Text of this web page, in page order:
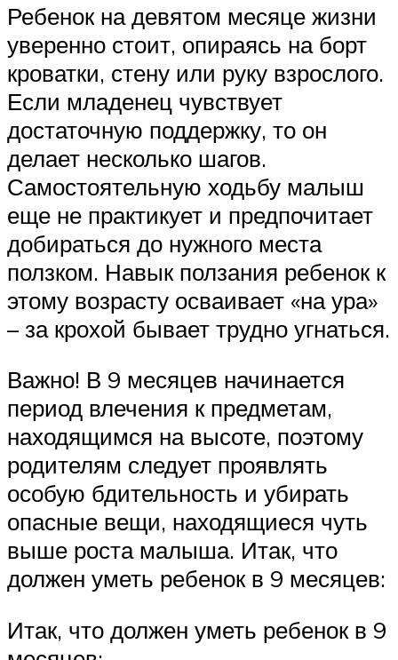
Ребенок на девятом месяце жизни
уверенно стоит, опираясь на борт
кроватки, стену или руку взрослого.
Если младенец чувствует
достаточную поддержку, то он
делает несколько шагов.
Самостоятельную ходьбу малыш
еще не практикует и предпочитает
добираться до нужного места
ползком. Навык ползания ребенок к
этому возрасту осваивает «на ура»
– за крохой бывает трудно угнаться.
Важно! В 9 месяцев начинается
период влечения к предметам,
находящимся на высоте, поэтому
родителям следует проявлять
особую бдительность и убирать
опасные вещи, находящиеся чуть
выше роста малыша. Итак, что
должен уметь ребенок в 9 месяцев:
Итак, что должен уметь ребенок в 9